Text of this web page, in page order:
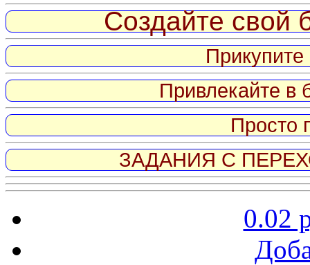
Создайте свой
Привлекайте в
Просто
ЗАДАНИЯ С
0.02